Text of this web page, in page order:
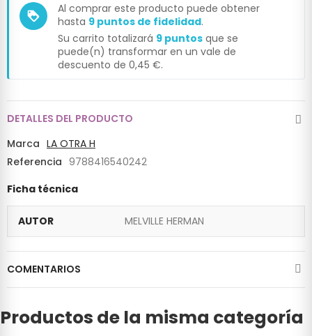
loyalty
Al comprar este producto puede obtener
hasta 9 puntos de fidelidad.
Su carrito totalizará 9 puntos que se
puede(n) transformar en un vale de
descuento de 0,45 €.
DETALLES DEL PRODUCTO
Marca LA OTRA H
Referencia 9788416540242
Ficha técnica
AUTOR MELVILLE HERMAN
COMENTARIOS
Productos de la misma categoría